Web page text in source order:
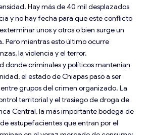
Hay más de 40 mil desplazados
y no hay fecha para que este conflicto
unos y otros o bien surge un
Pero mientras esto último ocurre
la violencia y el terror.
donde criminales y políticos mantenían
el estado de Chiapas pasó a ser
grupos del crimen organizado. La
territorial y el trasiego de droga de
Central, la más importante bodega de
estupefacientes que entran por el